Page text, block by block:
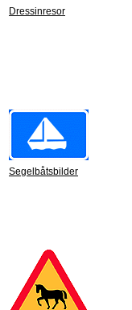
Dressinresor
Segelbåtsbilder